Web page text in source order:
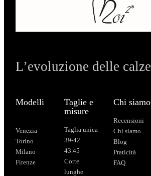
L’evoluzione delle calze
Modelli
Venezia
Torino
Milano
Firenze
Taglie e
misure
Taglia unica
39-42
43.45
Corte
lunghe
Chi siamo
Recensioni
Chi siamo
Blog
Praticità
FAQ